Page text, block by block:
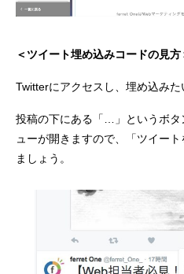
＜ツイート埋め込みコードの見方
Twitterにアクセスし、埋め込みた
投稿の下にある「…」というボタ
ューが開きますので、「ツイー
ましょう。